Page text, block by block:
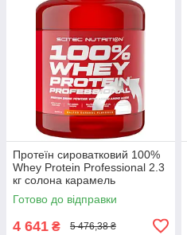
Протеїн сироватковий 100%
Whey Protein Professional 2.3
кг солона карамель
Готово до відправки
4 641 ₴ 5 476,38 ₴